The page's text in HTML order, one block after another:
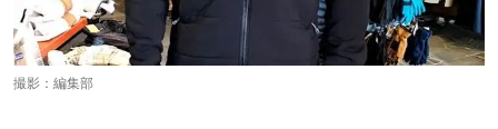
撮影：編集部